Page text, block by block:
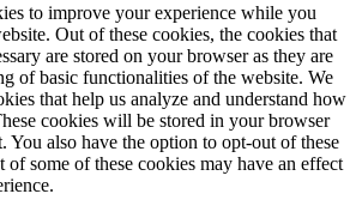
to improve your experience while you
Out of these cookies, the cookies that
are stored on your browser as they are
of basic functionalities of the website. We
that help us analyze and understand how
cookies will be stored in your browser
You also have the option to opt-out of these
some of these cookies may have an effect